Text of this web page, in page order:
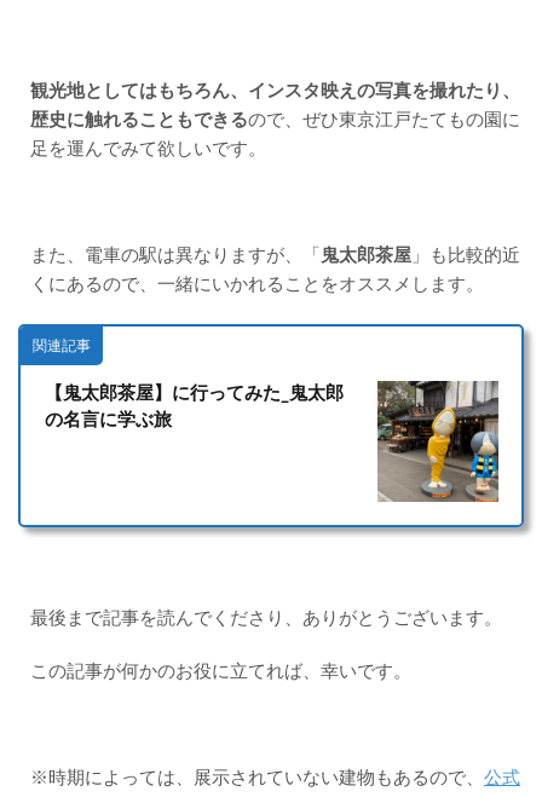
観光地としてはもちろん、インスタ映えの写真を撮れたり、
歴史に触れることもできるので、ぜひ東京江戸たてもの園に
足を運んでみて欲しいです。
また、電車の駅は異なりますが、「 鬼太郎茶屋 」も比較的近
くにあるので、一緒にいかれることをオススメします。
関連記事
【鬼太郎茶屋】に行ってみた_鬼太郎
の名言に学ぶ旅
最後まで記事を読んでくださり、ありがとうございます。
この記事が何かのお役に立てれば、幸いです。
※時期によっては、展示されていない建物もあるので、 公式